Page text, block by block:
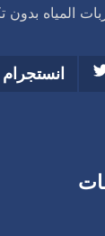
المياه بدون
انستجرام